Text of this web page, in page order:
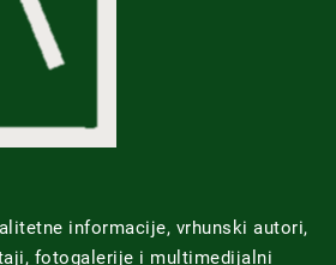
informacije, vrhunski autori,
fotogalerije i multimedijalni